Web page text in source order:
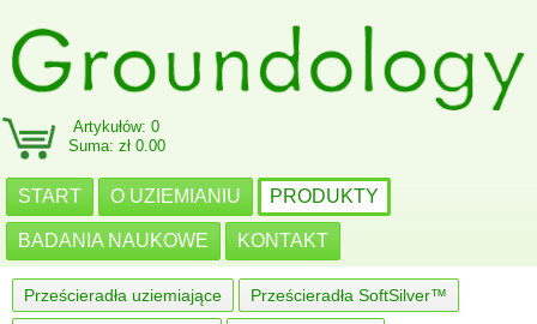
Artykułów: 0
Suma: zł 0.00
START O UZIEMIANIU PRODUKTY
BADANIA NAUKOWE KONTAKT
Prześcieradła uziemiające Prześcieradła SoftSilver™